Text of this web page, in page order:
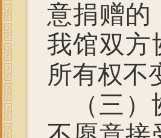
意捐赠的
我馆双方
所有权不
（三